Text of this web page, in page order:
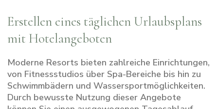
Erstellen eines täglichen Urlaubsplans
mit Hotelangeboten
Moderne Resorts bieten zahlreiche Einrichtungen,
von Fitnessstudios über Spa-Bereiche bis hin zu
Schwimmbädern und Wassersportmöglichkeiten.
Durch bewusste Nutzung dieser Angebote